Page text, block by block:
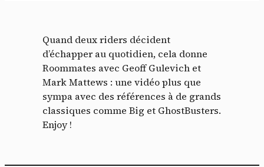
Quand deux riders décident
d’échapper au quotidien, cela donne
Roommates avec Geoff Gulevich et
Mark Mattews : une vidéo plus que
sympa avec des références à de grands
classiques comme Big et GhostBusters.
Enjoy !